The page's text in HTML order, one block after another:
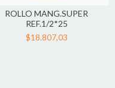
ROLLO MANG.SUPER
REF.1/2*25
$18.807,03